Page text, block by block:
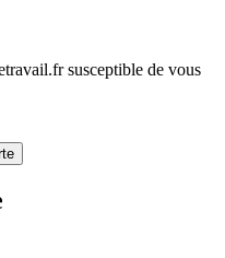
susceptible de vous